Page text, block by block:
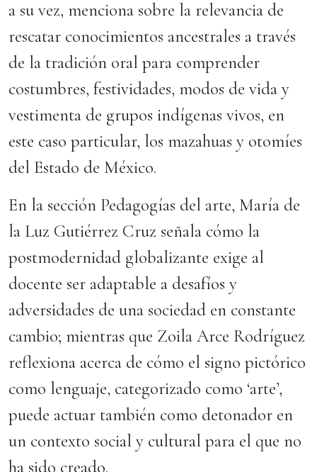
a su vez, menciona sobre la relevancia de
rescatar conocimientos ancestrales a través
de la tradición oral para comprender
costumbres, festividades, modos de vida y
vestimenta de grupos indígenas vivos, en
este caso particular, los mazahuas y otomíes
del Estado de México.
En la sección Pedagogías del arte, María de
la Luz Gutiérrez Cruz señala cómo la
postmodernidad globalizante exige al
docente ser adaptable a desafíos y
adversidades de una sociedad en constante
cambio; mientras que Zoila Arce Rodríguez
reflexiona acerca de cómo el signo pictórico
como lenguaje, categorizado como ‘arte’,
puede actuar también como detonador en
un contexto social y cultural para el que no
ha sido creado.